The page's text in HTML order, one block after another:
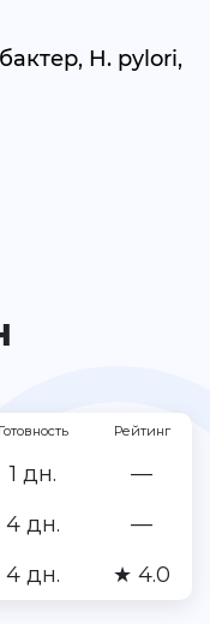
H. pylori,
Готовность Рейтинг
1 дн. —
4 дн. —
4 дн. ★ 4.0